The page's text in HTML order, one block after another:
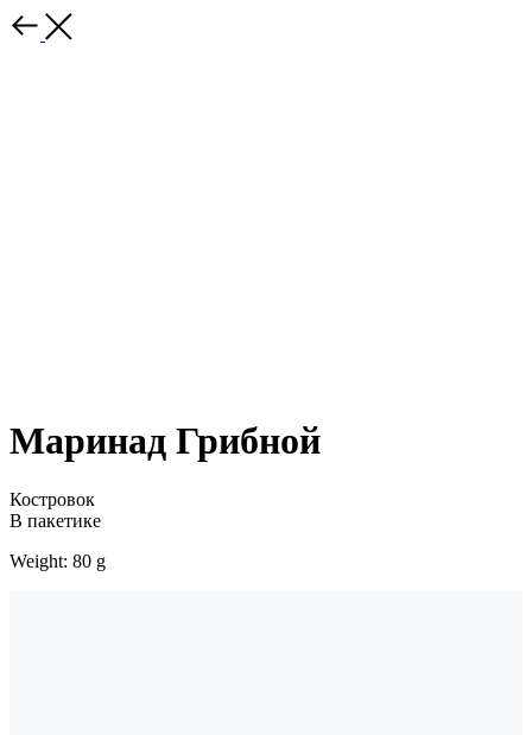
Маринад Грибной
Костровок
В пакетике
Weight: 80 g